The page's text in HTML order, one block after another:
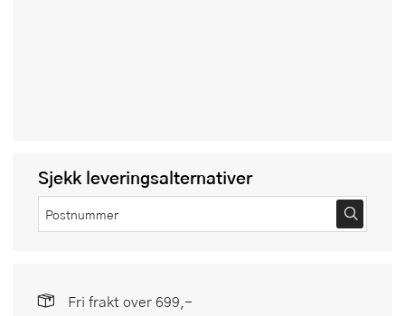
Sjekk leveringsalternativer
Fri frakt over 699,-